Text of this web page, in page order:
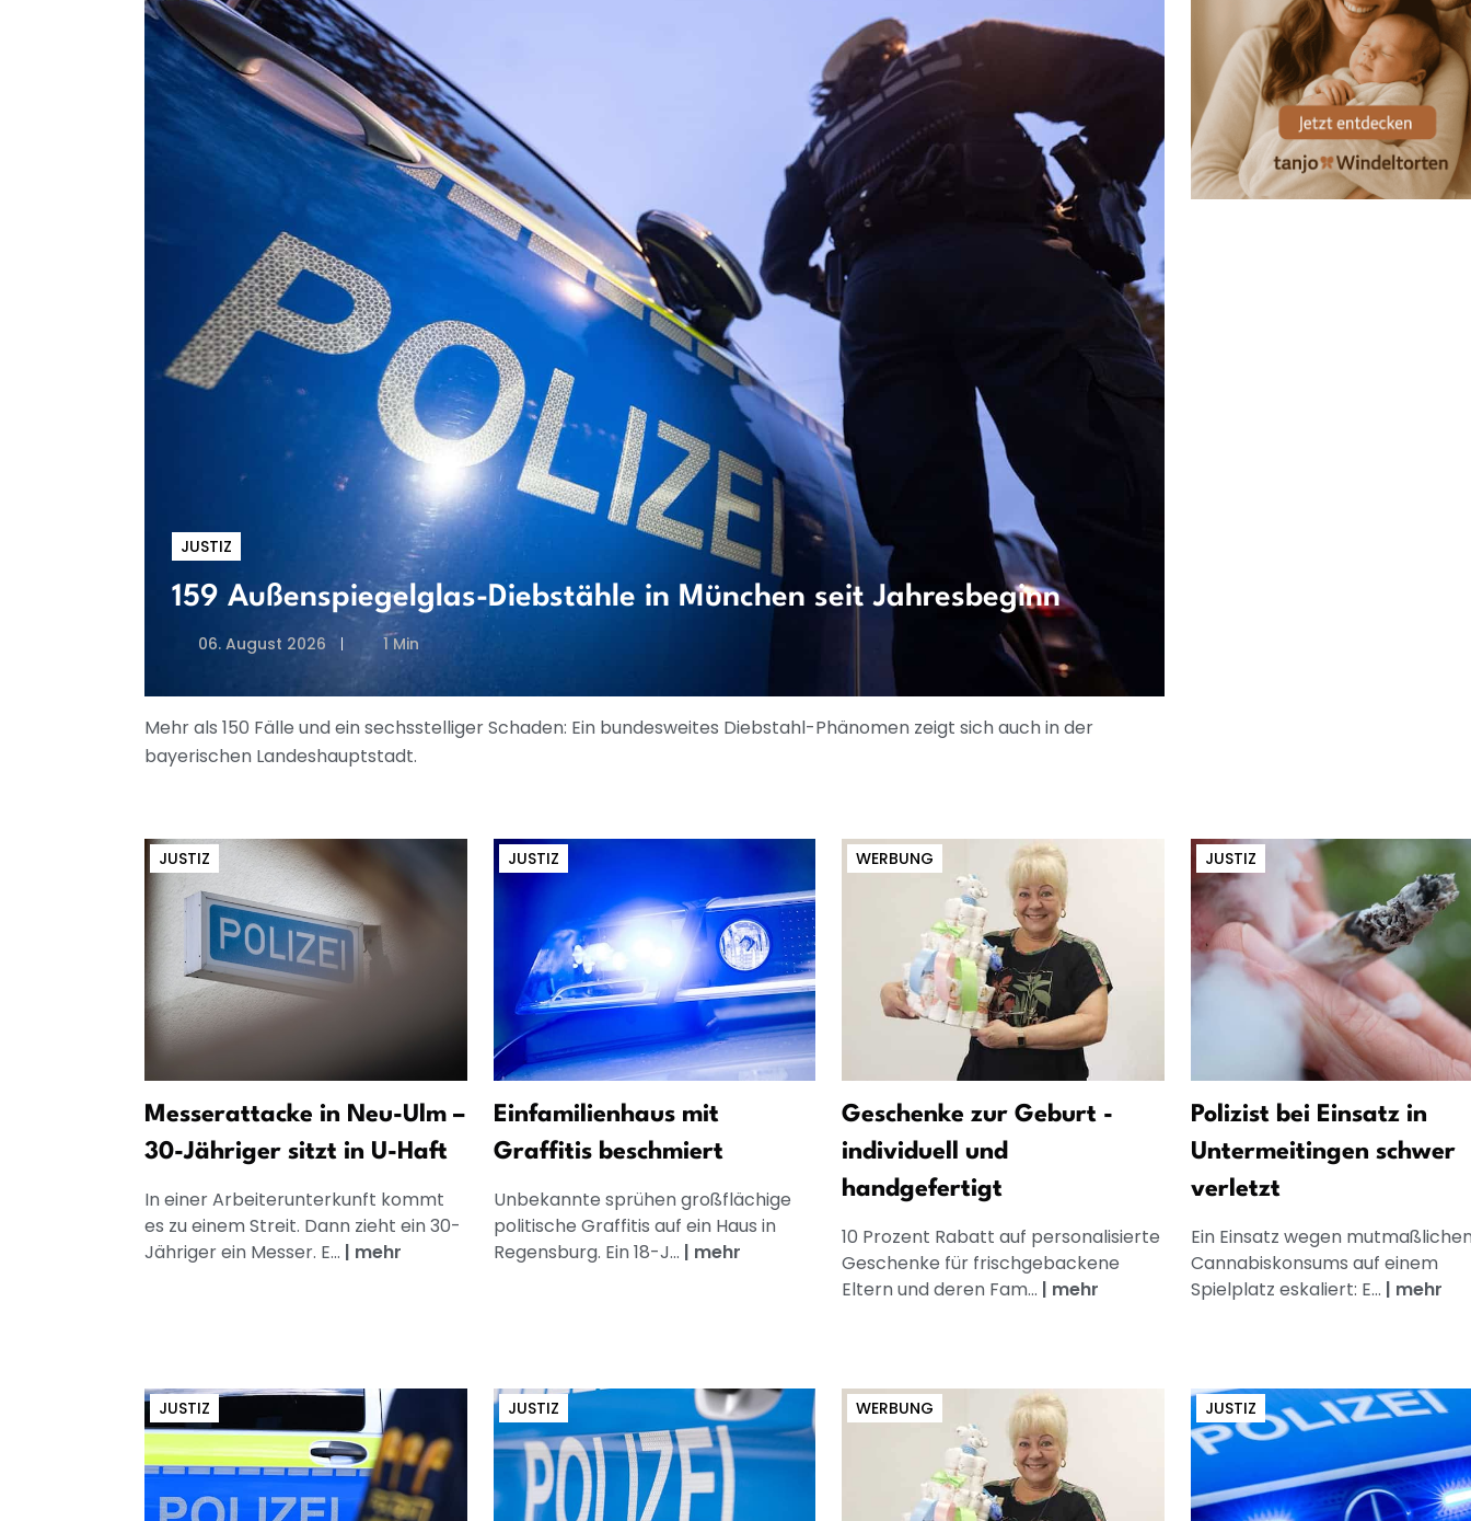
JUSTIZ
159 Außenspiegelglas-Diebstähle in München seit Jahresbeginn
06. August 2026 1 Min
Mehr als 150 Fälle und ein sechsstelliger Schaden: Ein bundesweites Diebstahl-Phänomen zeigt sich auch in der
bayerischen Landeshauptstadt.
JUSTIZ
Messerattacke in Neu-Ulm –
30-Jähriger sitzt in U-Haft
In einer Arbeiterunterkunft kommt
es zu einem Streit. Dann zieht ein 30-
Jähriger ein Messer. E... | mehr
JUSTIZ
Einfamilienhaus mit
Graffitis beschmiert
Unbekannte sprühen großflächige
politische Graffitis auf ein Haus in
Regensburg. Ein 18-J... | mehr
WERBUNG
Geschenke zur Geburt -
individuell und
handgefertigt
10 Prozent Rabatt auf personalisierte
Geschenke für frischgebackene
Eltern und deren Fam... | mehr
JUSTIZ
Polizist bei Einsatz in
Untermeitingen schwer
verletzt
Ein Einsatz wegen
Cannabiskonsums auf einem
Spielplatz eskaliert: E... | mehr
JUSTIZ JUSTIZ WERBUNG JUSTIZ